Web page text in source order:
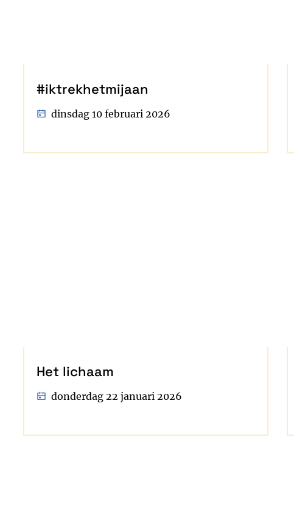
#iktrekhetmijaan
dinsdag 10 februari 2026
Het lichaam
donderdag 22 januari 2026